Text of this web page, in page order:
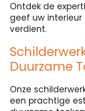
Ontdek de
geef uw
verdient.
Duurzame
Onze
een prachtige